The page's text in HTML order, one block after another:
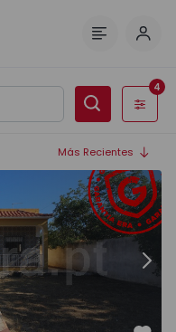
Filtros
4
Más Recientes